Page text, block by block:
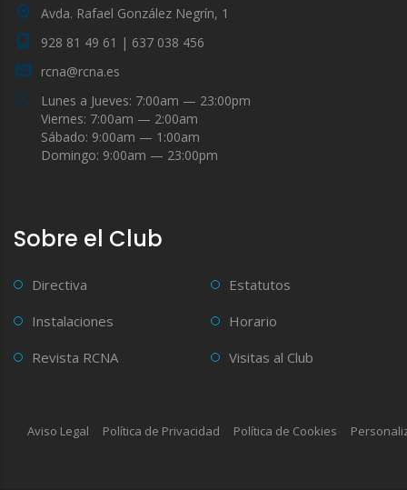
Avda. Rafael González Negrín, 1
928 81 49 61 | 637 038 456
rcna@rcna.es
Lunes a Jueves: 7:00am — 23:00pm
Viernes: 7:00am — 2:00am
Sábado: 9:00am — 1:00am
Domingo: 9:00am — 23:00pm
Sobre el Club
Directiva
Estatutos
Instalaciones
Horario
Revista RCNA
Visitas al Club
Aviso Legal Política de Privacidad Política de Cookies